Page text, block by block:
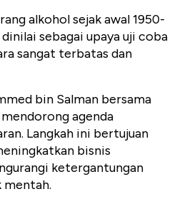
alkohol sejak awal 1950-
sebagai upaya uji coba
sangat terbatas dan
bin Salman bersama
mendorong agenda
Langkah ini bertujuan
bisnis
ketergantungan
mentah.